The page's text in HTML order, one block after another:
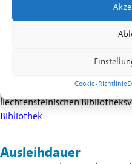
Cookie-Richtlinie
Für sämtliche
Jugendliche und Kinder sowie
benutzen sie folgenden Link:
der Gemeinde- und
liechtensteinischen
Bibliothek
Ausleihdauer